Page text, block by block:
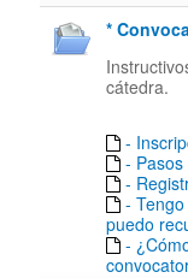
*
cátedra.
-
-
-
-
puedo
-